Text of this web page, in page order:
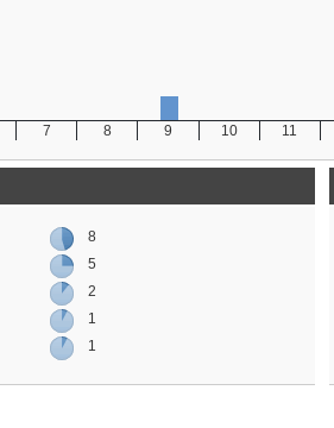
7 8 9 10 11
8
5
2
1
1